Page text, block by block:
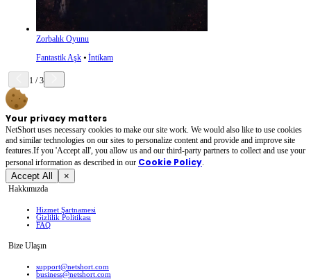
Zorbalık Oyunu
Fantastik Aşk ⦁ İntikam
1 /3
Your privacy matters
NetShort uses necessary cookies to make our site work. We would also like to use cookies
and similar technologies on our sites to personalize content and provide and improve site
features.If you 'Accept all', you allow us and our third-party partners to collect and use your
personal irformation as described in our Cookie Policy.
Accept All ×
Hakkımızda
Hizmet Şartnamesi
Gizlilik Politikası
FAQ
Bize Ulaşın
support@netshort.com
business@netshort.com